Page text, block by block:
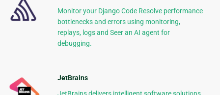
Monitor your Django Code Resolve performance
bottlenecks and errors using monitoring,
replays, logs and Seer an AI agent for
debugging.
JetBrains